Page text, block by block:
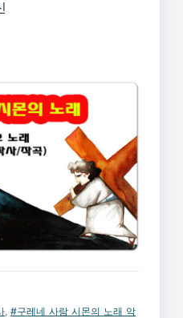
#구레네 사람 시몬의 노래 악